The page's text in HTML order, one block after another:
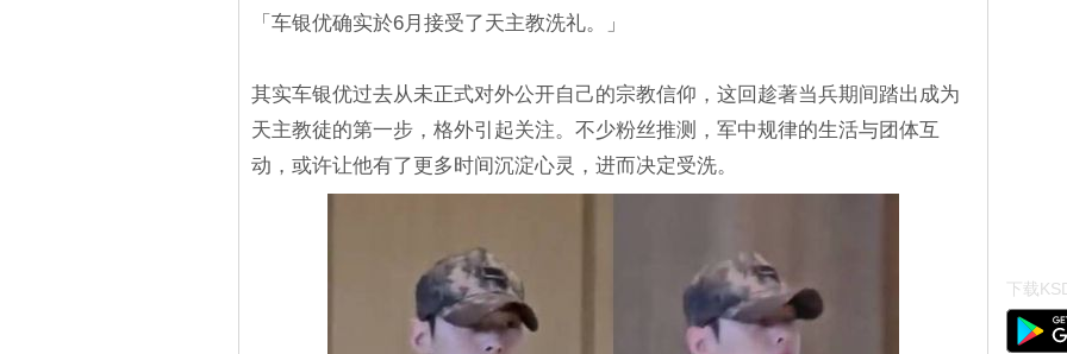
「车银优确实於6月接受了天主教洗礼。」
其实车银优过去从未正式对外公开自己的宗教信仰，这回趁著当兵期间踏出成为
天主教徒的第一步，格外引起关注。不少粉丝推测，军中规律的生活与团体互
动，或许让他有了更多时间沉淀心灵，进而决定受洗。
下载